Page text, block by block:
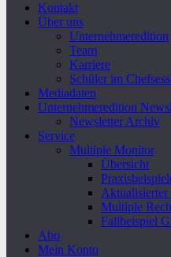
Kontakt
Über uns
Unternehmeredition
Team
Karriere
Schüler im
Mediadaten
Unternehmeredition
Newsletter Archiv
Service
Multiple Monitor
Übersicht
Multiple
Fallbeispiel
Abo
Mein Konto